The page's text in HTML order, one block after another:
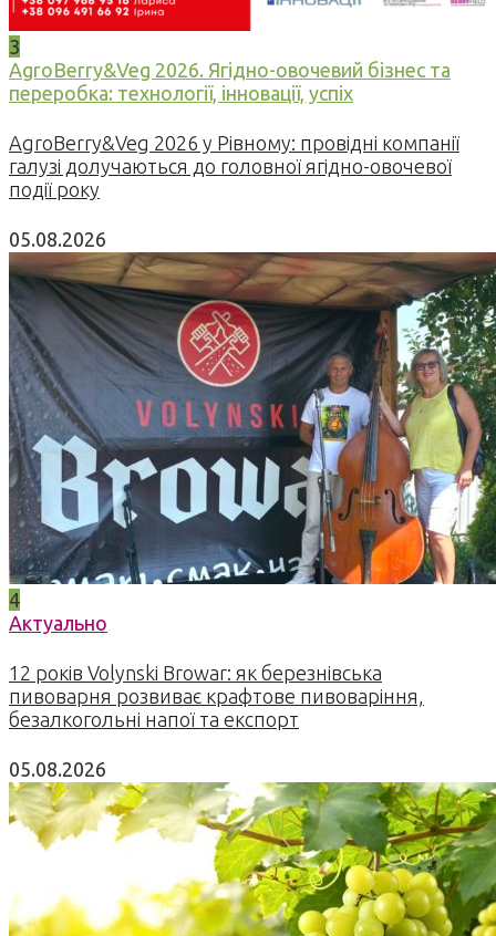
3
AgroBerry&Veg 2026. Ягідно-овочевий бізнес та
переробка: технології, інновації, успіх
AgroBerry&Veg 2026 у Рівному: провідні компанії
галузі долучаються до головної ягідно-овочевої
події року
05.08.2026
4
Актуально
12 років Volynski Browar: як березнівська
пивоварня розвиває крафтове пивоваріння,
безалкогольні напої та експорт
05.08.2026